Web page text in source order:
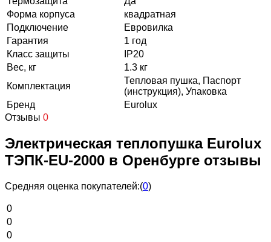
Форма корпуса
квадратная
Подключение
Евровилка
Гарантия
1 год
Класс защиты
IP20
Вес, кг
1.3 кг
Комплектация
Тепловая пушка, Паспорт
(инструкция), Упаковка
Бренд
Eurolux
Отзывы 0
Электрическая теплопушка Eurolux
ТЭПК-EU-2000 в Оренбурге отзывы
Средняя оценка покупателей:(0)
0
0
0